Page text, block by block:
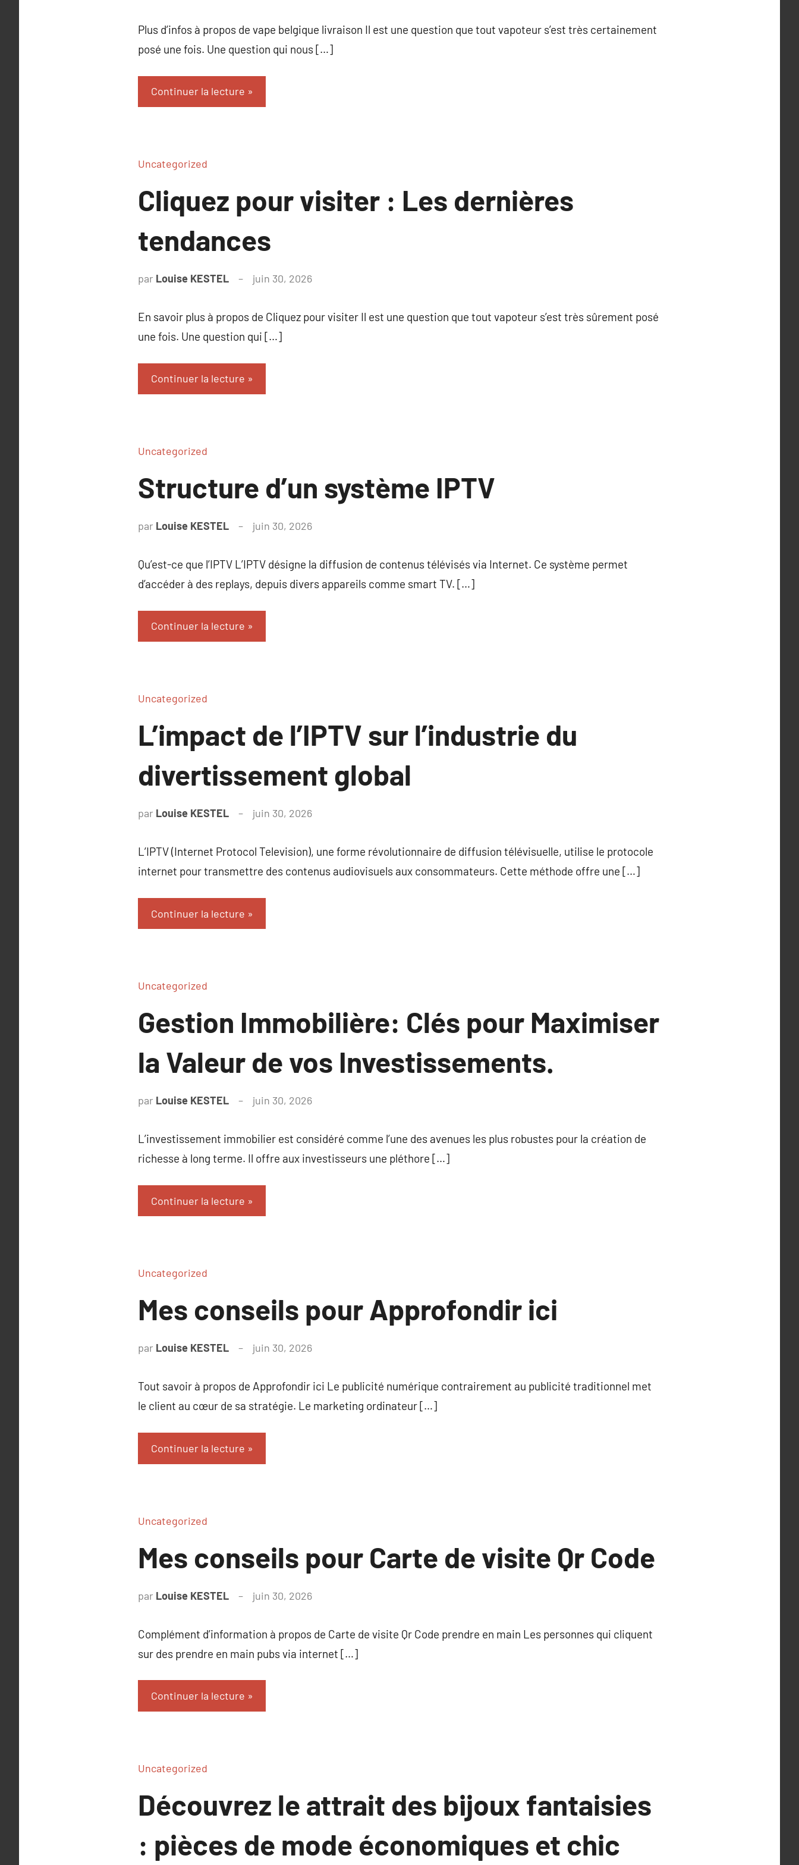
Plus d’infos à propos de vape belgique livraison Il est une question que tout vapoteur s’est très certainement
posé une fois. Une question qui nous […]
Continuer la lecture
Uncategorized
Cliquez pour visiter : Les dernières
tendances
par Louise KESTEL juin 30, 2026
En savoir plus à propos de Cliquez pour visiter Il est une question que tout vapoteur s’est très sûrement posé
une fois. Une question qui […]
Continuer la lecture
Uncategorized
Structure d’un système IPTV
par Louise KESTEL juin 30, 2026
Qu’est-ce que l’IPTV L’IPTV désigne la diffusion de contenus télévisés via Internet. Ce système permet
d’accéder à des replays, depuis divers appareils comme smart TV. […]
Continuer la lecture
Uncategorized
L’impact de l’IPTV sur l’industrie du
divertissement global
par Louise KESTEL juin 30, 2026
L’IPTV (Internet Protocol Television), une forme révolutionnaire de diffusion télévisuelle, utilise le protocole
internet pour transmettre des contenus audiovisuels aux consommateurs. Cette méthode offre une […]
Continuer la lecture
Uncategorized
Gestion Immobilière: Clés pour Maximiser
la Valeur de vos Investissements.
par Louise KESTEL juin 30, 2026
L’investissement immobilier est considéré comme l’une des avenues les plus robustes pour la création de
richesse à long terme. Il offre aux investisseurs une pléthore […]
Continuer la lecture
Uncategorized
Mes conseils pour Approfondir ici
par Louise KESTEL juin 30, 2026
Tout savoir à propos de Approfondir ici Le publicité numérique contrairement au publicité traditionnel met
le client au cœur de sa stratégie. Le marketing ordinateur […]
Continuer la lecture
Uncategorized
Mes conseils pour Carte de visite Qr Code
par Louise KESTEL juin 30, 2026
Complément d’information à propos de Carte de visite Qr Code prendre en main Les personnes qui cliquent
sur des prendre en main pubs via internet […]
Continuer la lecture
Uncategorized
Découvrez le attrait des bijoux fantaisies
: pièces de mode économiques et chic